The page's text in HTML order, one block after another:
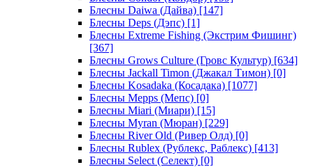
Блесны Daiwa (Дайва) [147]
Блесны Deps (Дэпс) [1]
Блесны Extreme Fishing (Экстрим Фишинг)
[367]
Блесны Grows Culture (Гровс Культур) [634]
Блесны Jackall Timon (Джакал Тимон) [0]
Блесны Kosadaka (Косадака) [1077]
Блесны Mepps (Мепс) [0]
Блесны Miari (Миари) [15]
Блесны Myran (Мюран) [229]
Блесны River Old (Ривер Олд) [0]
Блесны Rublex (Рублекс, Раблекс) [413]
Блесны Select (Селект) [0]